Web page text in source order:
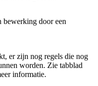
bewerking door een
er zijn nog regels die nog
worden. Zie tabblad
informatie.